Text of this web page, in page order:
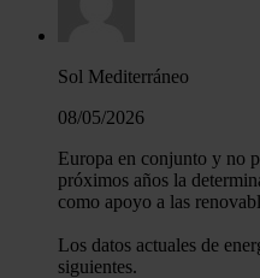
Sol Mediterráneo
08/05/2026
Europa en conjunto y no
próximos años la
como apoyo a las
Los datos actuales de
siguientes.